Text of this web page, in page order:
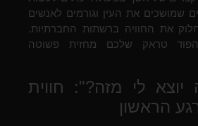
שמושכים את העין וגורמים לאנשים
את החוויה ברשתות החברתיות.
טראק שלכם מחזית פשוטה
לי מזה?": חווית
הראשון